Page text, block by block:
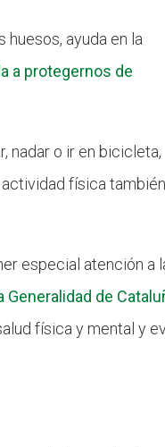
ayuda en la
a protegernos de
nadar o ir en bicicleta,
física también
especial atención a
de
física y mental y